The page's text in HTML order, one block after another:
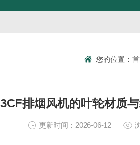
您的位置：
3CF排烟风机的叶轮材质
更新时间：2026-06-12